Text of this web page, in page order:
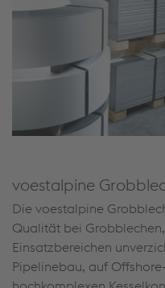
voestalpine
Die voestalpine
Qualität bei
Einsatzbereichen
Pipelinebau, auf